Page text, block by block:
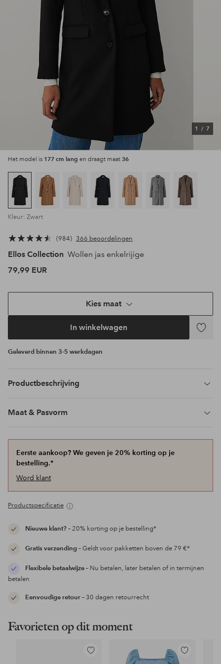
1 / 7
Het model is 177 cm lang en draagt maat 36
Kleur: Zwart
984 366 beoordelingen
Ellos Collection Wollen jas enkelrijige
79,99 EUR
Kies maat
In winkelwagen
Geleverd binnen 3-5 werkdagen
Productbeschrijving
Maat & Pasvorm
Eerste aankoop? We geven je 20% korting op je
bestelling.*
Word klant
Productspecificatie
Nieuwe klant?– 20% korting op je bestelling*
Gratis verzending– Geldt voor pakketten boven de 79 €*
Flexibele betaalwijze– Nu betalen, later betalen of in termijnen
betalen
Eenvoudige retour– 30 dagen retourrecht
Favorieten op dit moment
Toevoegen
Toevoegen